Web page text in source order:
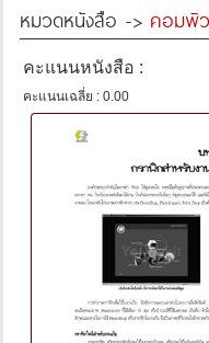
หมวดหนังสือ -> คอมพิ
คะแนนหนังสือ :
คะแนนเฉลี่ย : 0.00